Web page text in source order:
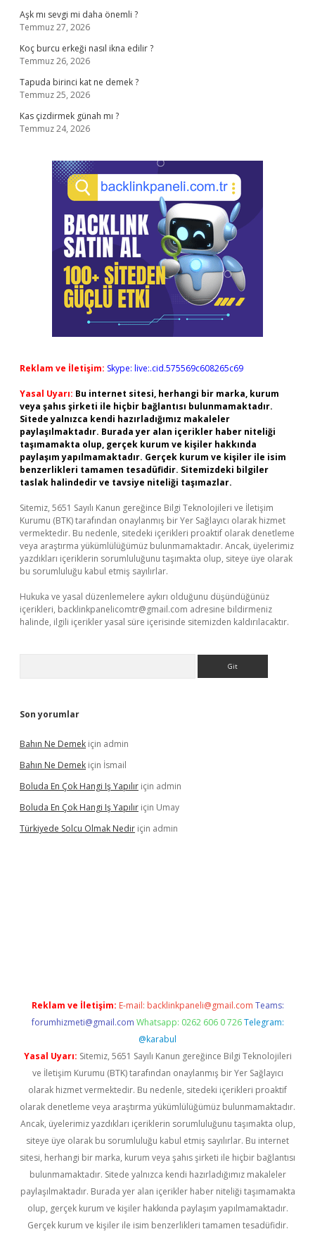
Aşk mı sevgi mi daha önemli ?
Temmuz 27, 2026
Koç burcu erkeği nasıl ikna edilir ?
Temmuz 26, 2026
Tapuda birinci kat ne demek ?
Temmuz 25, 2026
Kas çizdirmek günah mı ?
Temmuz 24, 2026
Reklam ve İletişim: Skype: live:.cid.575569c608265c69
Yasal Uyarı: Bu internet sitesi, herhangi bir marka, kurum
veya şahıs şirketi ile hiçbir bağlantısı bulunmamaktadır.
Sitede yalnızca kendi hazırladığımız makaleler
paylaşılmaktadır. Burada yer alan içerikler haber niteliği
taşımamakta olup, gerçek kurum ve kişiler hakkında
paylaşım yapılmamaktadır. Gerçek kurum ve kişiler ile isim
benzerlikleri tamamen tesadüfidir. Sitemizdeki bilgiler
taslak halindedir ve tavsiye niteliği taşımazlar.
Sitemiz, 5651 Sayılı Kanun gereğince Bilgi Teknolojileri ve İletişim
Kurumu (BTK) tarafından onaylanmış bir Yer Sağlayıcı olarak hizmet
vermektedir. Bu nedenle, sitedeki içerikleri proaktif olarak denetleme
veya araştırma yükümlülüğümüz bulunmamaktadır. Ancak, üyelerimiz
yazdıkları içeriklerin sorumluluğunu taşımakta olup, siteye üye olarak
bu sorumluluğu kabul etmiş sayılırlar.
Hukuka ve yasal düzenlemelere aykırı olduğunu düşündüğünüz
içerikleri, backlinkpanelicomtr@gmail.com adresine bildirmeniz
halinde, ilgili içerikler yasal süre içerisinde sitemizden kaldırılacaktır.
Son yorumlar
Bahın Ne Demek için admin
Bahın Ne Demek için İsmail
Boluda En Çok Hangi Iş Yapılır için admin
Boluda En Çok Hangi Iş Yapılır için Umay
Türkiyede Solcu Olmak Nedir için admin
Reklam ve İletişim: E-mail: backlinkpaneli@gmail.com Teams:
forumhizmeti@gmail.com Whatsapp: 0262 606 0 726 Telegram:
@karabul
Yasal Uyarı: Sitemiz, 5651 Sayılı Kanun gereğince Bilgi Teknolojileri
ve İletişim Kurumu (BTK) tarafından onaylanmış bir Yer Sağlayıcı
olarak hizmet vermektedir. Bu nedenle, sitedeki içerikleri proaktif
olarak denetleme veya araştırma yükümlülüğümüz bulunmamaktadır.
Ancak, üyelerimiz yazdıkları içeriklerin sorumluluğunu taşımakta olup,
siteye üye olarak bu sorumluluğu kabul etmiş sayılırlar. Bu internet
sitesi, herhangi bir marka, kurum veya şahıs şirketi ile hiçbir bağlantısı
bulunmamaktadır. Sitede yalnızca kendi hazırladığımız makaleler
paylaşılmaktadır. Burada yer alan içerikler haber niteliği taşımamakta
olup, gerçek kurum ve kişiler hakkında paylaşım yapılmamaktadır.
Gerçek kurum ve kişiler ile isim benzerlikleri tamamen tesadüfidir.